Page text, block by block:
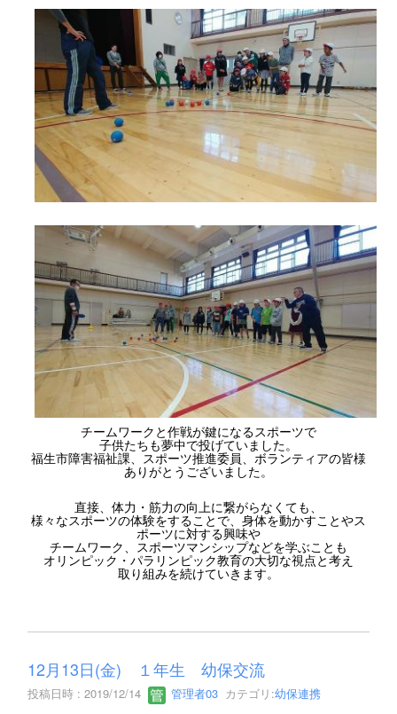
チームワークと作戦が鍵になるスポーツで
子供たちも夢中で投げていました。
福生市障害福祉課、スポーツ推進委員、ボランティアの皆様
ありがとうございました。
直接、体力・筋力の向上に繋がらなくても、
様々なスポーツの体験をすることで、身体を動かすことやス
ポーツに対する興味や
チームワーク、スポーツマンシップなどを学ぶことも
オリンピック・パラリンピック教育の大切な視点と考え
取り組みを続けていきます。
12月13日(金) １年生 幼保交流
投稿日時 : 2019/12/14 管理者03 カテゴリ:幼保連携